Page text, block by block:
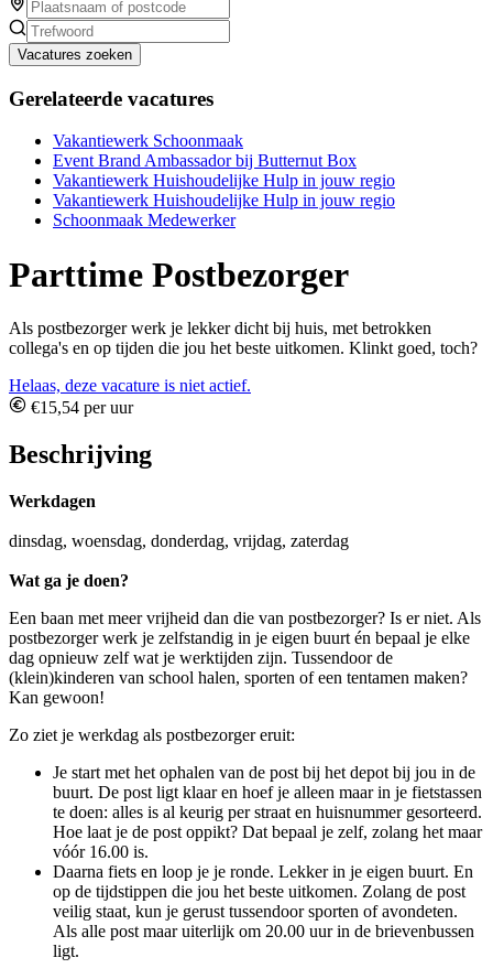
Vacatures zoeken
Gerelateerde vacatures
Vakantiewerk Schoonmaak
Event Brand Ambassador bij Butternut Box
Vakantiewerk Huishoudelijke Hulp in jouw regio
Vakantiewerk Huishoudelijke Hulp in jouw regio
Schoonmaak Medewerker
Parttime Postbezorger
Als postbezorger werk je lekker dicht bij huis, met betrokken
collega's en op tijden die jou het beste uitkomen. Klinkt goed, toch?
Helaas, deze vacature is niet actief.
€15,54 per uur
Beschrijving
Werkdagen
dinsdag, woensdag, donderdag, vrijdag, zaterdag
Wat ga je doen?
Een baan met meer vrijheid dan die van postbezorger? Is er niet. Als
postbezorger werk je zelfstandig in je eigen buurt én bepaal je elke
dag opnieuw zelf wat je werktijden zijn. Tussendoor de
(klein)kinderen van school halen, sporten of een tentamen maken?
Kan gewoon!
Zo ziet je werkdag als postbezorger eruit:
Je start met het ophalen van de post bij het depot bij jou in de
buurt. De post ligt klaar en hoef je alleen maar in je fietstassen
te doen: alles is al keurig per straat en huisnummer gesorteerd.
Hoe laat je de post oppikt? Dat bepaal je zelf, zolang het maar
vóór 16.00 is.
Daarna fiets en loop je je ronde. Lekker in je eigen buurt. En
op de tijdstippen die jou het beste uitkomen. Zolang de post
veilig staat, kun je gerust tussendoor sporten of avondeten.
Als alle post maar uiterlijk om 20.00 uur in de brievenbussen
ligt.